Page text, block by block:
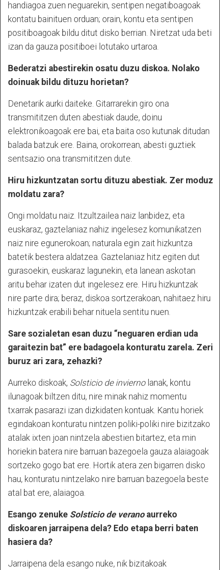
handiagoa zuen neguarekin, sentipen negatiboagoak
kontatu bainituen orduan; orain, kontu eta sentipen
positiboagoak bildu ditut disko berrian. Niretzat uda beti
izan da gauza positiboei lotutako urtaroa.
Bederatzi abestirekin osatu duzu diskoa. Nolako
doinuak bildu dituzu horietan?
Denetarik aurki daiteke. Gitarrarekin giro ona
transmititzen duten abestiak daude, doinu
elektronikoagoak ere bai, eta baita oso kutunak ditudan
balada batzuk ere. Baina, orokorrean, abesti guztiek
sentsazio ona transmititzen dute.
Hiru hizkuntzatan sortu dituzu abestiak. Zer moduz
moldatu zara?
Ongi moldatu naiz. Itzultzailea naiz lanbidez, eta
euskaraz, gaztelaniaz nahiz ingelesez komunikatzen
naiz nire egunerokoan; naturala egin zait hizkuntza
batetik bestera aldatzea. Gaztelaniaz hitz egiten dut
gurasoekin, euskaraz lagunekin, eta lanean askotan
aritu behar izaten dut ingelesez ere. Hiru hizkuntzak
nire parte dira; beraz, diskoa sortzerakoan, nahitaez hiru
hizkuntzak erabili behar nituela sentitu nuen.
Sare sozialetan esan duzu “neguaren erdian uda
garaitezin bat” ere badagoela konturatu zarela. Zeri
buruz ari zara, zehazki?
Aurreko diskoak, Solsticio de inviernolanak, kontu
ilunagoak biltzen ditu, nire minak nahiz momentu
txarrak pasarazi izan dizkidaten kontuak. Kantu horiek
egindakoan konturatu nintzen poliki-poliki nire bizitzako
atalak ixten joan nintzela abestien bitartez, eta min
horiekin batera nire barruan bazegoela gauza alaiagoak
sortzeko gogo bat ere. Hortik atera zen bigarren disko
hau, konturatu nintzelako nire barruan bazegoela beste
atal bat ere, alaiagoa.
Esango zenuke Solsticio de veranoaurreko
diskoaren jarraipena dela? Edo etapa berri baten
hasiera da?
Jarraipena dela esango nuke, nik bizitakoak